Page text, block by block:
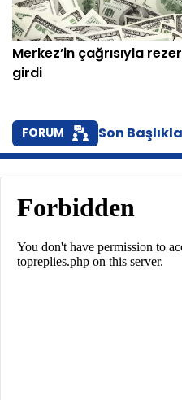
Merkez’in çağrısıyla
girdi
FORUM Son